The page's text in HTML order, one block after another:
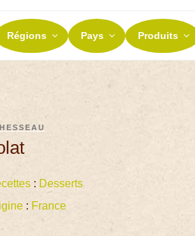
ET TERROIRS
de nos terroirs
Régions Pays Produits
: Desserts
: France